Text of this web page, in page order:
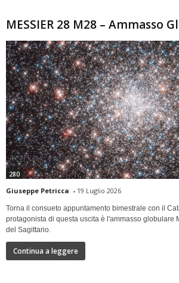
MESSIER 28 M28 – Ammasso
280
Giuseppe Petricca - 19 Luglio 2026
Torna il consueto appuntamento bimestrale con il
protagonista di questa uscita è l'ammasso globulare
del Sagittario.
Continua a leggere